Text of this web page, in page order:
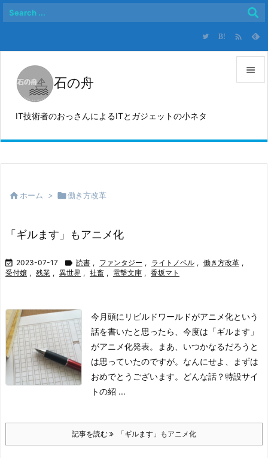
石の舟
IT技術者のおっさんによるITとガジェットの小ネタ

サイド
B! 
 ホーム > 働き方改革
「ギルます」もアニメ化
 2023-07-17  読書 , ファンタジー , ライトノベル , 働き方改革 ,
受付嬢 , 残業 , 異世界 , 社畜 , 電撃文庫 , 香坂マト
今月頭にリビルドワールドがアニメ化という
話を書いたと思ったら、今度は「ギルます」
がアニメ化発表。まあ、いつかなるだろうと
は思っていたのですが。 なんにせよ、まずは
おめでとうございます。
どんな話？特設サイ
トの紹 ...
記事を読む 「ギルます」もアニメ化